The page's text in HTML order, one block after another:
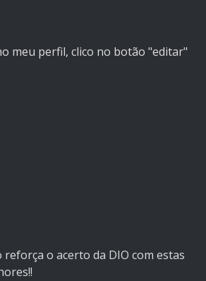
meu perfil, clico no botão "editar"
o acerto da DIO com estas